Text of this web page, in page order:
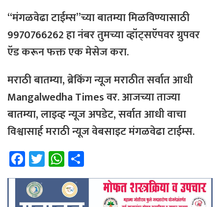
“मंगळवेढा टाईम्स”च्या बातम्या मिळविण्यासाठी
9970766262 हा नंबर तुमच्या व्हॉट्सऍपवर ग्रुपवर
ऍड करून फक्त एक मेसेज करा.
मराठी बातम्या, ब्रेकिंग न्यूज मराठीत सर्वात आधी
Mangalwedha Times वर. आजच्या ताज्या
बातम्या, लाइव्ह न्यूज अपडेट, सर्वात आधी वाचा
विश्वासार्ह मराठी न्यूज वेबसाइट मंगळवेढा टाईम्स.
Fa
ce
b
T
wi
W
h
at
ar